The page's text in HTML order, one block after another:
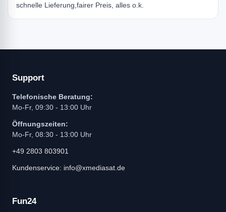
schnelle Lieferung,fairer Preis, alles o.k.
Support
Telefonische Beratung:
Mo-Fr, 09:30 - 13:00 Uhr
Öffnungszeiten:
Mo-Fr, 08:30 - 13:00 Uhr
+49 2803 803901
Kundenservice: info@xmediasat.de
Fun24